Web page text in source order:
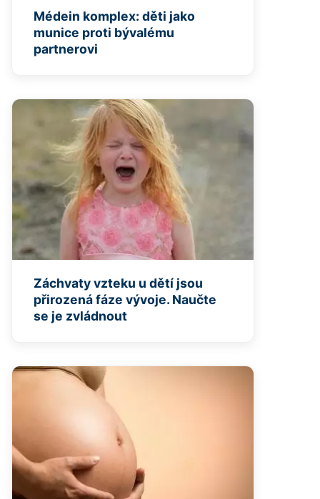
Médein komplex: děti jako
munice proti bývalému
partnerovi
Záchvaty vzteku u dětí jsou
přirozená fáze vývoje. Naučte
se je zvládnout